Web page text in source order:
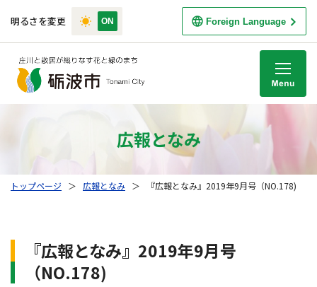
明るさを変更 Foreign Language
広報となみ
トップページ ＞ 広報となみ ＞ 『広報となみ』2019年9月号（NO.178)
『広報となみ』2019年9月号
（NO.178)